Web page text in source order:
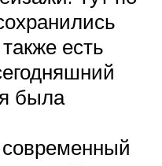
есть
была